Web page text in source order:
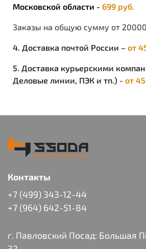
Московской области - 699 руб.
Заказы на общую сумму от
4. Доставка почтой России – от
5. Доставка курьерскими
Деловые линии, ПЭК и тп.) - от
Контакты
+7 (499) 343-12-44
+7 (964) 642-51-84
г. Павловский Посад: Большая